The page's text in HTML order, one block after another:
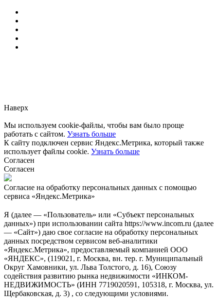
Наверх
Мы используем cookie-файлы, чтобы вам было проще
работать с сайтом. Узнать больше
К сайту подключен сервис Яндекс.Метрика, который также
использует файлы cookie. Узнать больше
Согласен
Согласен
Согласие на обработку персональных данных с помощью
сервиса «Яндекс.Метрика»
Я (далее — «Пользователь» или «Субъект персональных
данных») при использовании сайта https://www.incom.ru (далее
— «Сайт») даю свое согласие на обработку персональных
данных посредством сервисом веб-аналитики
«Яндекс.Метрика», предоставляемый компанией ООО
«ЯНДЕКС», (119021, г. Москва, вн. тер. г. Муниципальный
Округ Хамовники, ул. Льва Толстого, д. 16), Союзу
содействия развитию рынка недвижимости «ИНКОМ-
НЕДВИЖИМОСТЬ» (ИНН 7719020591, 105318, г. Москва, ул.
Щербаковская, д. 3) , со следующими условиями.